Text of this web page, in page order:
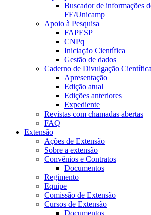
Buscador de informações
FE/Unicamp
Apoio à Pesquisa
FAPESP
CNPq
Iniciação Científica
Gestão de dados
Caderno de Divulgação Científica
Apresentação
Edição atual
Edições anteriores
Expediente
Revistas com chamadas abertas
FAQ
Extensão
Ações de Extensão
Sobre a extensão
Convênios e Contratos
Documentos
Regimento
Equipe
Comissão de Extensão
Cursos de Extensão
Documentos